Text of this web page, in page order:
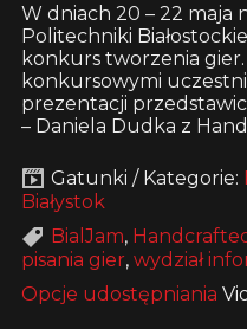
W dniach 20 – 22 maja
Politechniki
konkurs tworzenia
konkursowymi
prezentacji
– Daniela Dudka z
Gatunki / Kategorie:
Białystok
BialJam,
pisania gier, wydział
Opcje udostępniania